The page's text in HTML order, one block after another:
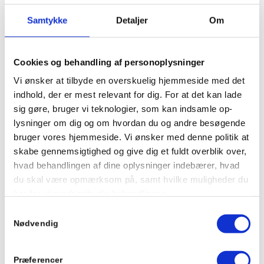
Samtykke Detaljer Om
Cookies og behandling af personoplysninger
Vi ønsker at tilbyde en overskuelig hjemmeside med det
indhold, der er mest relevant for dig. For at det kan lade
sig gøre, bruger vi teknologier, som kan indsamle op-
lysninger om dig og om hvordan du og andre besøgende
bruger vores hjemmeside. Vi ønsker med denne politik at
skabe gennemsigtighed og give dig et fuldt overblik over,
hvad behandlingen af dine oplysninger indebærer, hvad
du skal være opmærksom på, samt hvilke muligheder du
BEHANDLING AF PERSONOPLYSNINGER VED
Nødvendig
Præferencer
Socialt ansvarlig virksomhed
socialt ansvarlige virksomhed, Nygårdens
Gårdbutik, i Nykøbing Sjælland – en stor
gårdbutik med dyrehold og frugtplantage.
Skovhus herberg og forsorgshjem
Herberget i Nr. Asmindrup tilbyder en
helhedsorienteret indsats til mænd og kvinder på
bolig.